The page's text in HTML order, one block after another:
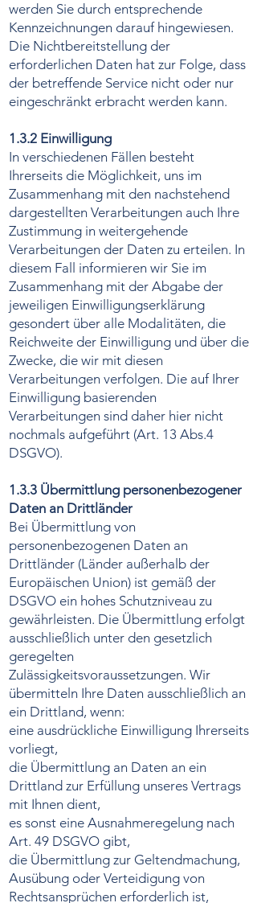
werden Sie durch entsprechende
Kennzeichnungen darauf hingewiesen.
Die Nichtbereitstellung der
erforderlichen Daten hat zur Folge, dass
der betreffende Service nicht oder nur
eingeschränkt erbracht werden kann.
1.3.2 Einwilligung
In verschiedenen Fällen besteht
Ihrerseits die Möglichkeit, uns im
Zusammenhang mit den nachstehend
dargestellten Verarbeitungen auch Ihre
Zustimmung in weitergehende
Verarbeitungen der Daten zu erteilen. In
diesem Fall informieren wir Sie im
Zusammenhang mit der Abgabe der
jeweiligen Einwilligungserklärung
gesondert über alle Modalitäten, die
Reichweite der Einwilligung und über die
Zwecke, die wir mit diesen
Verarbeitungen verfolgen. Die auf Ihrer
Einwilligung basierenden
Verarbeitungen sind daher hier nicht
nochmals aufgeführt (Art. 13 Abs.4
DSGVO).
1.3.3 Übermittlung personenbezogener
Daten an Drittländer
Bei Übermittlung von
personenbezogenen Daten an
Drittländer (Länder außerhalb der
Europäischen Union) ist gemäß der
DSGVO ein hohes Schutzniveau zu
gewährleisten. Die Übermittlung erfolgt
ausschließlich unter den gesetzlich
geregelten
Zulässigkeitsvoraussetzungen. Wir
übermitteln Ihre Daten ausschließlich an
ein Drittland, wenn:
eine ausdrückliche Einwilligung Ihrerseits
vorliegt,
die Übermittlung an Daten an ein
Drittland zur Erfüllung unseres Vertrags
mit Ihnen dient,
es sonst eine Ausnahmeregelung nach
Art. 49 DSGVO gibt,
die Übermittlung zur Geltendmachung,
Ausübung oder Verteidigung von
Rechtsansprüchen erforderlich ist,